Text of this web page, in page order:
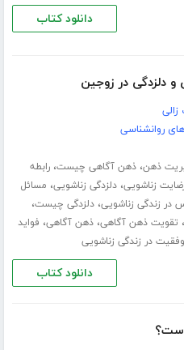
دانلود کتاب
دلزدگی در زوجین
روانشناسی
ذهن،ذهن آگاهی چیست،رابطه
زناشویی،دلزدگی زناشویی، مسائل
در زندگی زناشویی،دلزدگی چیست،
، تقویت ذهن آگاهی،ذهن آگاهی، فواید
در زندگی زناشویی
دانلود کتاب